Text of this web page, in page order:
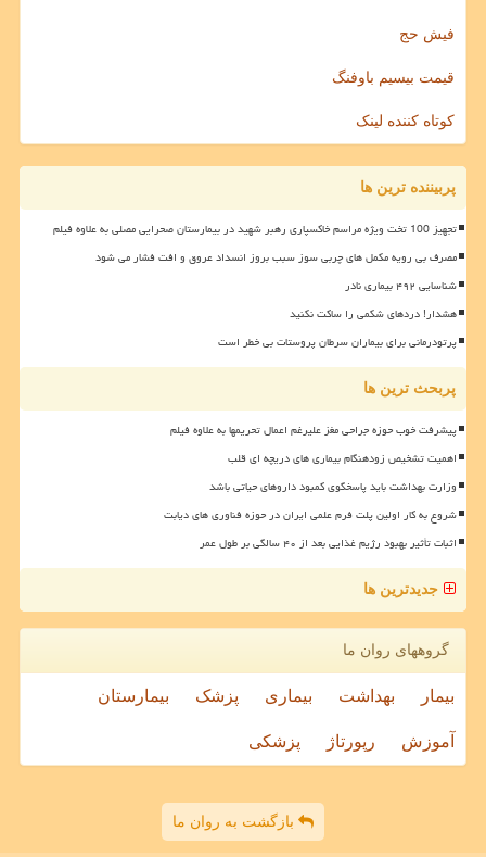
فیش حج
قیمت بیسیم باوفنگ
کوتاه کننده لینک
پربیننده ترین ها
تجهیز 100 تخت ویژه مراسم خاکسپاری رهبر شهید در بیمارستان صحرایی مصلی به علاوه فیلم
مصرف بی رویه مکمل های چربی سوز سبب بروز انسداد عروق و افت فشار می شود
شناسایی ۴۹۲ بیماری نادر
هشدار! دردهای شکمی را ساکت نکنید
پرتودرمانی برای بیماران سرطان پروستات بی خطر است
پربحث ترین ها
پیشرفت خوب حوزه جراحی مغز علیرغم اعمال تحریمها به علاوه فیلم
اهمیت تشخیص زودهنگام بیماری های دریچه ای قلب
وزارت بهداشت باید پاسخگوی کمبود داروهای حیاتی باشد
شروع به کار اولین پلت فرم علمی ایران در حوزه فناوری های دیابت
اثبات تأثیر بهبود رژیم غذایی بعد از ۴۰ سالگی بر طول عمر
جدیدترین ها
گروههای روان ما
بیمار بهداشت بیماری پزشک بیمارستان
آموزش رپورتاژ پزشکی
بازگشت به روان ما